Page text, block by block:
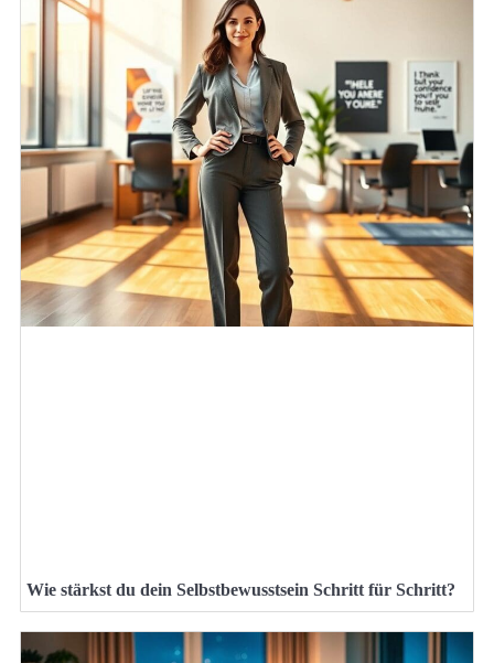
Wie stärkst du dein Selbstbewusstsein Schritt für Schritt?